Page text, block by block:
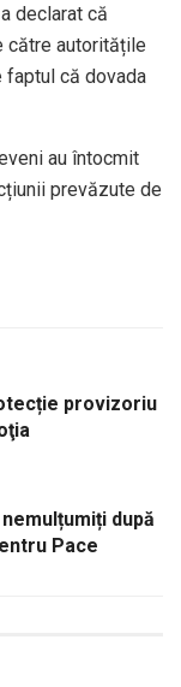
declarat că
către autoritățile
faptul că dovada
au întocmit
prevăzute de
provizoriu
după
Pace